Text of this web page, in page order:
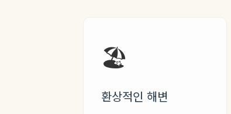
🏖️
환상적인 해변